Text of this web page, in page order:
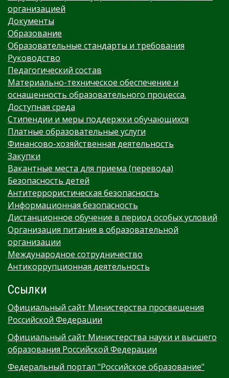
организацией
Документы
Образование
Образовательные стандарты и требования
Руководство
Педагогический состав
Материально-техническое обеспечение и
оснащенность образовательного процесса.
Доступная среда
Стипендии и меры поддержки обучающихся
Платные образовательные услуги
Финансово-хозяйственная деятельность
Закупки
Вакантные места для приема (перевода)
Безопасность детей
Антитеррористическая безопасность
Информационная безопасность
Дистанционное обучение в период особых условий
Организация питания в образовательной
организации
Международное сотрудничество
Антикоррупционная деятельность
Ссылки
Официальный сайт Министерства просвещения
Российской Федерации
Официальный сайт Министерства науки и высшего
образования Российской Федерации
Федеральный портал "Российское образование"